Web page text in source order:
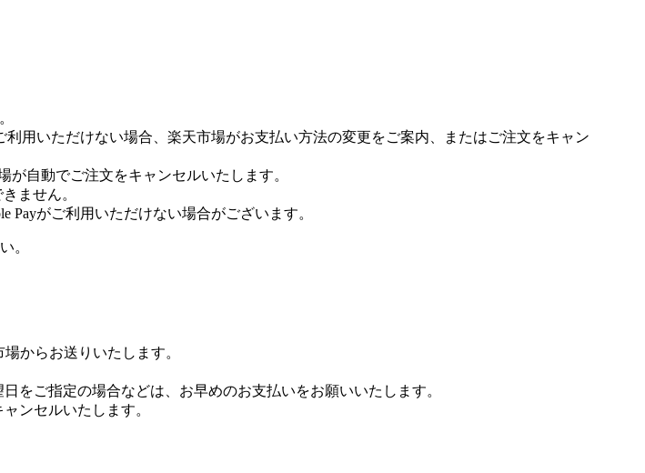
用いただけない場合、楽天市場がお支払い方法の変更をご案内、またはご注文をキャン
自動でご注文をキャンセルいたします。
ません。
がご利用いただけない場合がございます。
。
からお送りいたします。
をご指定の場合などは、お早めのお支払いをお願いいたします。
ンセルいたします。